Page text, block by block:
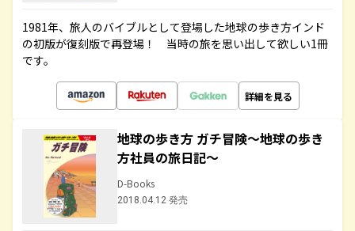
1981年、旅人のバイブルとして登場した地球の歩き方インド
の初版が復刻版で再登場！ 当時の旅を思い出して欲しい1冊
です。
詳細を見る
地球の歩き方 ガチ冒険～地球の歩き
方社員の旅日記～
D-Books
2018.04.12 発売